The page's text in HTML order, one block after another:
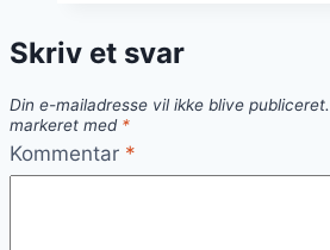
ekstra
Skriv et svar
Din e-mailadresse vil ikke blive publiceret.
markeret med *
Kommentar *